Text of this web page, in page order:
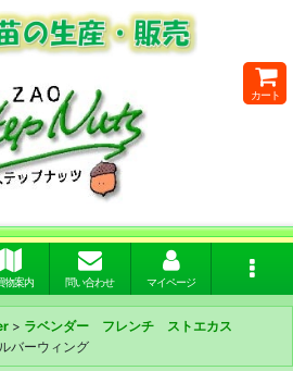
カート
物案内 問い合わせ マイページ
> ラベンダー フレンチ ストエカス
バーウィング